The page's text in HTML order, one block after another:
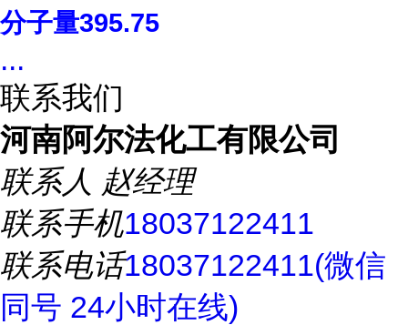
分子量395.75
...
联系我们
河南阿尔法化工有限公司
联系人 赵经理
联系手机18037122411
联系电话18037122411(微信
同号 24小时在线)